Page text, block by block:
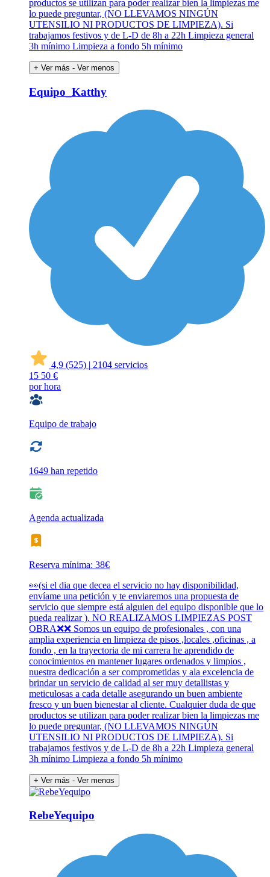
productos se utilizan para poder realizar bien la limpiezas me
lo puede preguntar, (NO LLEVAMOS NINGÚN
UTENSILIO NI PRODUCTOS DE LIMPIEZA). Si
trabajamos festivos y de L-D de 8h a 22h Limpieza general
3h mínimo Limpieza a fondo 5h mínimo
+ Ver más - Ver menos
Equipo_Katthy
4,9 (525) | 2104 servicios
15 50 €
por hora
Equipo de trabajo
1649 han repetido
Agenda actualizada
Reserva mínima: 38€
👀(si el dia que decea el servicio no hay disponibilidad,
envíame una petición y te enviaremos una propuesta de
servicio que siempre está alguien del equipo disponible que lo
pueda realizar ). NO REALIZAMOS LIMPIEZAS POST
OBRA❌️❌️ Somos un equipo de profesionales , con una
amplia experiencia en limpieza de pisos ,locales ,oficinas , a
fondo , en la trayectoria de mi carrera he aprendido de
conocimientos en mantener lugares ordenados y limpios ,
nuestra dedicación a ser comprometidas y ala excelencia de
brindar un servicio de calidad al ser muy detallistas y
meticulosas a cada detalle asegurando un buen ambiente
fresco y un buen bienestar al cliente. Cualquier duda de que
productos se utilizan para poder realizar bien la limpiezas me
lo puede preguntar, (NO LLEVAMOS NINGÚN
UTENSILIO NI PRODUCTOS DE LIMPIEZA). Si
trabajamos festivos y de L-D de 8h a 22h Limpieza general
3h mínimo Limpieza a fondo 5h mínimo
+ Ver más - Ver menos
RebeYequipo